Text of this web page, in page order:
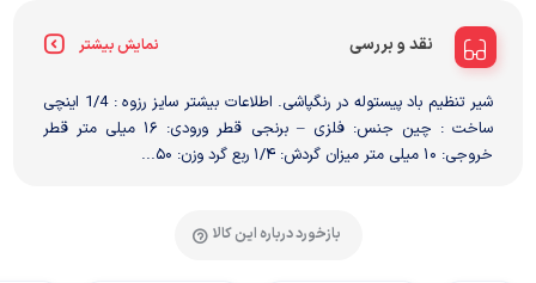
نقد و بررسی نمایش بیشتر
شیر تنظیم باد پیستوله در رنگپاشی. اطلاعات بیشتر سایز رزوه : 1/4 اینچی
ساخت : چین جنس: فلزی – برنجی قطر ورودی: ۱۶ میلی متر قطر
خروجی: ۱۰ میلی متر میزان گردش: ۱/۴ ربع گرد وزن: ۵۰...
بازخورد درباره این کالا